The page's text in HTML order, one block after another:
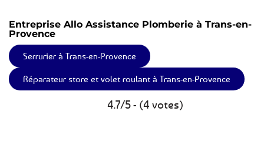
Entreprise Allo Assistance Plomberie à Trans-en-
Provence
Serrurier à Trans-en-Provence
Réparateur store et volet roulant à Trans-en-Provence
4.7/5 - (4 votes)